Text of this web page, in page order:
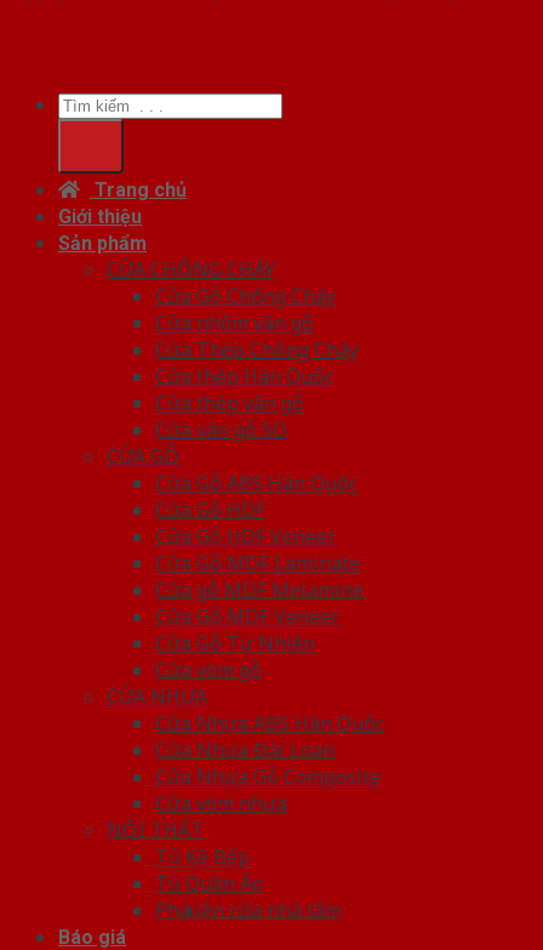
Tìm
kiếm:
Trang chủ
Giới thiệu
Sản phẩm
CỬA CHỐNG CHÁY
Cửa Gỗ Chống Cháy
Cửa nhôm vân gỗ
Cửa Thép Chống Cháy
Cửa thép Hàn Quốc
Cửa thép vân gỗ
Cửa vân gỗ 5D
CỬA GỖ
Cửa Gỗ ABS Hàn Quốc
Cửa Gỗ HDF
Cửa Gỗ HDF Veneer
Cửa Gỗ MDF Laminate
Cửa gỗ MDF Melamine
Cửa Gỗ MDF Veneer
Cửa Gỗ Tự Nhiên
Cửa vòm gỗ
CỬA NHỰA
Cửa Nhựa ABS Hàn Quốc
Cửa Nhựa Đài Loan
Cửa Nhựa Gỗ Composite
Cửa vòm nhựa
NỘI THẤT
Tủ Kệ Bếp
Tủ Quần Áo
Phụ kiện cửa nhà tắm
Báo giá